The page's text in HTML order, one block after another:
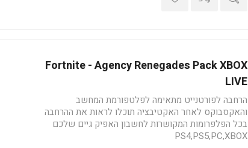
Fortnite - Agency Renegades Pack XBOX
LIVE
הרחבה לפורטנייט מתאימה לפלטפורמת המחשב
והאקסבוקס לאחר האקטיבציה תוכלו לראות את ההרחבה
בכל הפלפרומות המקושרות לחשבון האפיק גיים שלכם
PS4,PS5,PC,XBOX